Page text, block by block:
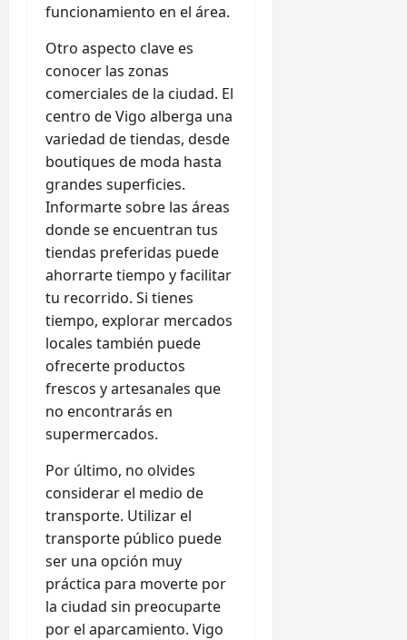
funcionamiento en el área.
Otro aspecto clave es
conocer las zonas
comerciales de la ciudad. El
centro de Vigo alberga una
variedad de tiendas, desde
boutiques de moda hasta
grandes superficies.
Informarte sobre las áreas
donde se encuentran tus
tiendas preferidas puede
ahorrarte tiempo y facilitar
tu recorrido. Si tienes
tiempo, explorar mercados
locales también puede
ofrecerte productos
frescos y artesanales que
no encontrarás en
supermercados.
Por último, no olvides
considerar el medio de
transporte. Utilizar el
transporte público puede
ser una opción muy
práctica para moverte por
la ciudad sin preocuparte
por el aparcamiento. Vigo